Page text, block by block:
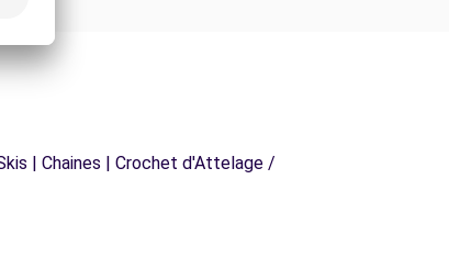
| Chaines | Crochet d'Attelage /